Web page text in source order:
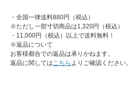
・全国一律送料880円（税込）
※ただし一部寸切商品は1,320円（税込）
・11,000円（税込）以上で送料無料！
※返品について
お客様都合での返品は承りかねます。
返品に関してはこちら よりご確認ください。